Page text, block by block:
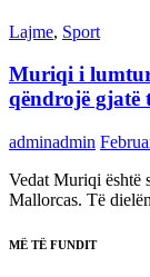
Lajme, Sport
Muriqi i
qëndrojë gjatë
adminadmin
Vedat Muriqi është
Mallorcas. Të
MË TË FUNDIT